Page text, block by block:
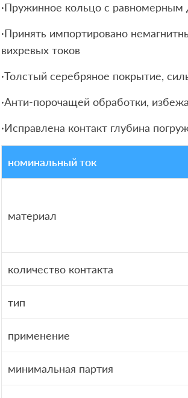
·Пружинное кольцо с равномерным
·Принять импортировано
вихревых токов
·Толстый серебряное покрытие,
·Анти-порочащей обработки,
·Исправлена ​​контакт глубина
номинальный ток
материал
количество контакта
тип
применение
минимальная партия